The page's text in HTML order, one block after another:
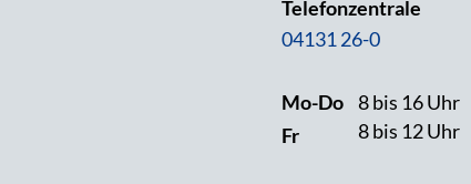
Telefonzentrale
04131 26-0
Mo-Do
Fr
8 bis 16 Uhr
8 bis 12 Uhr